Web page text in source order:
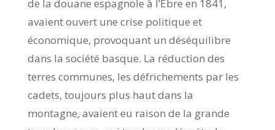
de la douane espagnole à l’Ebre en 1841,
avaient ouvert une crise politique et
économique, provoquant un déséquilibre
dans la société basque. La réduction des
terres communes, les défrichements par les
cadets, toujours plus haut dans la
montagne, avaient eu raison de la grande